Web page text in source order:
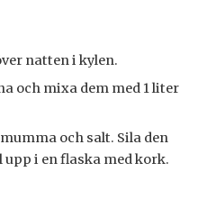
natten i kylen.
och mixa dem med 1 liter
och salt. Sila den
i en flaska med kork.